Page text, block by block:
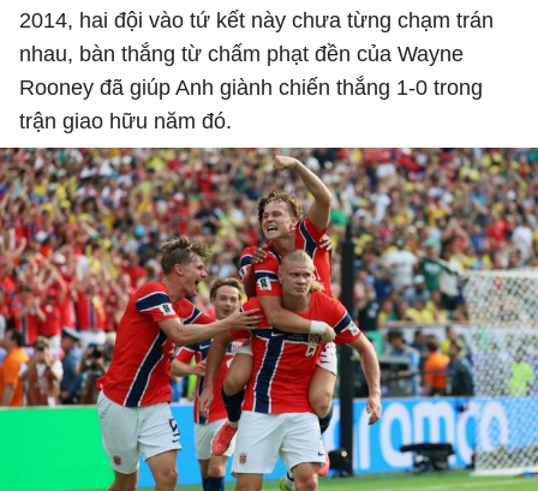
2014, hai đội vào tứ kết này chưa từng chạm trán
nhau, bàn thắng từ chấm phạt đền của Wayne
Rooney đã giúp Anh giành chiến thắng 1-0 trong
trận giao hữu năm đó.